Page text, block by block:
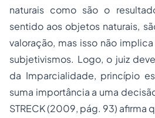
naturais como são o
sentido aos objetos naturais,
valoração, mas isso não
subjetivismos. Logo, o juiz
da Imparcialidade, princípio
suma importância a uma
STRECK (2009, pág. 93) afirma